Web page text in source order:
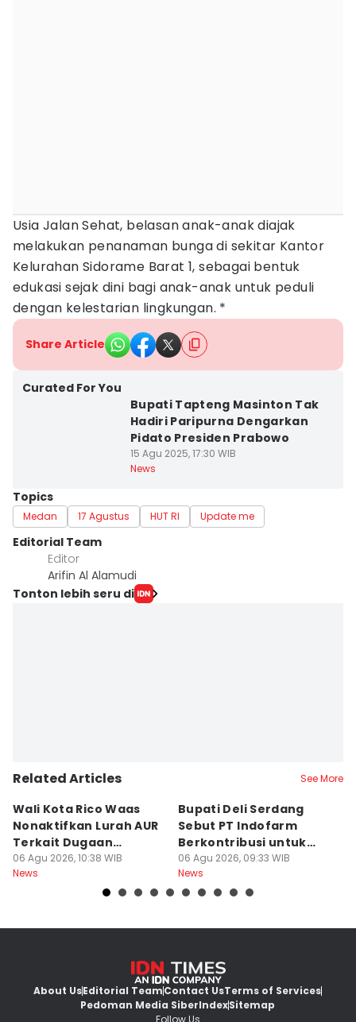
‎Usia Jalan Sehat, belasan anak-anak diajak
melakukan penanaman bunga di sekitar Kantor
Kelurahan Sidorame Barat 1, sebagai bentuk
edukasi sejak dini bagi anak-anak untuk peduli
dengan kelestarian lingkungan. *
Share Article
Curated For You
Bupati Tapteng Masinton Tak
Hadiri Paripurna Dengarkan
Pidato Presiden Prabowo
15 Agu 2025, 17:30 WIB
News
Topics
Medan 17 Agustus HUT RI Update me
Editorial Team
Editor
Arifin Al Alamudi
Tonton lebih seru di
Related Articles See More
Wali Kota Rico Waas
Nonaktifkan Lurah AUR
Terkait Dugaan
Pungutan Liar
06 Agu 2026, 10:38 WIB
News
Bupati Deli Serdang
Sebut PT Indofarm
Berkontribusi untuk
Perekonomian
06 Agu 2026, 09:33 WIB
News
About UsEditorial TeamContact UsTerms of Services
Pedoman Media SiberIndexSitemap
Follow Us